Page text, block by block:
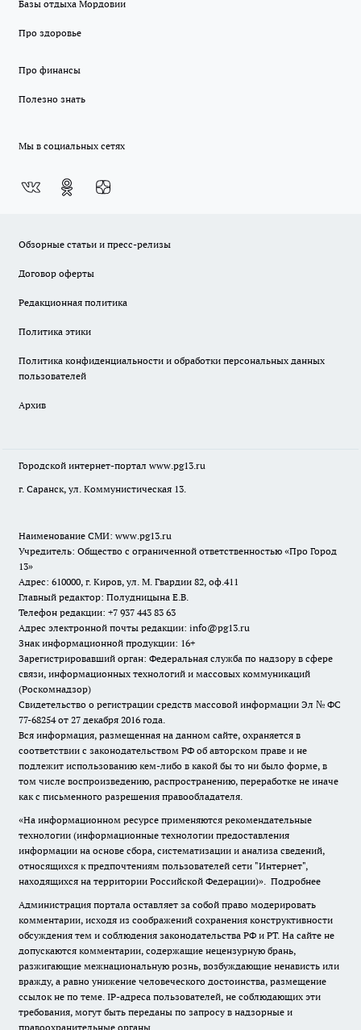
Базы отдыха Мордовии
Про здоровье
Про финансы
Полезно знать
Мы в социальных сетях
Обзорные статьи и пресс-релизы
Договор оферты
Редакционная политика
Политика этики
Политика конфиденциальности и обработки персональных данных
пользователей
Архив
Городской интернет-портал www.pg13.ru
г. Саранск, ул. Коммунистическая 13.
Наименование СМИ: www.pg13.ru
Учредитель: Общество с ограниченной ответственностью «Про Город
13»
Адрес: 610000, г. Киров, ул. М. Гвардии 82, оф.411
Главный редактор: Полудницына Е.В.
Телефон редакции: +7 937 443 83 63
Адрес электронной почты редакции: info@pg13.ru
Знак информационной продукции: 16+
Зарегистрировавший орган: Федеральная служба по надзору в сфере
связи, информационных технологий и массовых коммуникаций
(Роскомнадзор)
Свидетельство о регистрации средств массовой информации Эл № ФС
77-68254 от 27 декабря 2016 года.
Вся информация, размещенная на данном сайте, охраняется в
соответствии с законодательством РФ об авторском праве и не
подлежит использованию кем-либо в какой бы то ни было форме, в
том числе воспроизведению, распространению, переработке не иначе
как с письменного разрешения правообладателя.
«На информационном ресурсе применяются рекомендательные
технологии (информационные технологии предоставления
информации на основе сбора, систематизации и анализа сведений,
относящихся к предпочтениям пользователей сети "Интернет",
находящихся на территории Российской Федерации)». Подробнее
Администрация портала оставляет за собой право модерировать
комментарии, исходя из соображений сохранения конструктивности
обсуждения тем и соблюдения законодательства РФ и РТ. На сайте не
допускаются комментарии, содержащие нецензурную брань,
разжигающие межнациональную рознь, возбуждающие ненависть или
вражду, а равно унижение человеческого достоинства, размещение
ссылок не по теме. IP-адреса пользователей, не соблюдающих эти
требования, могут быть переданы по запросу в надзорные и
правоохранительные органы.